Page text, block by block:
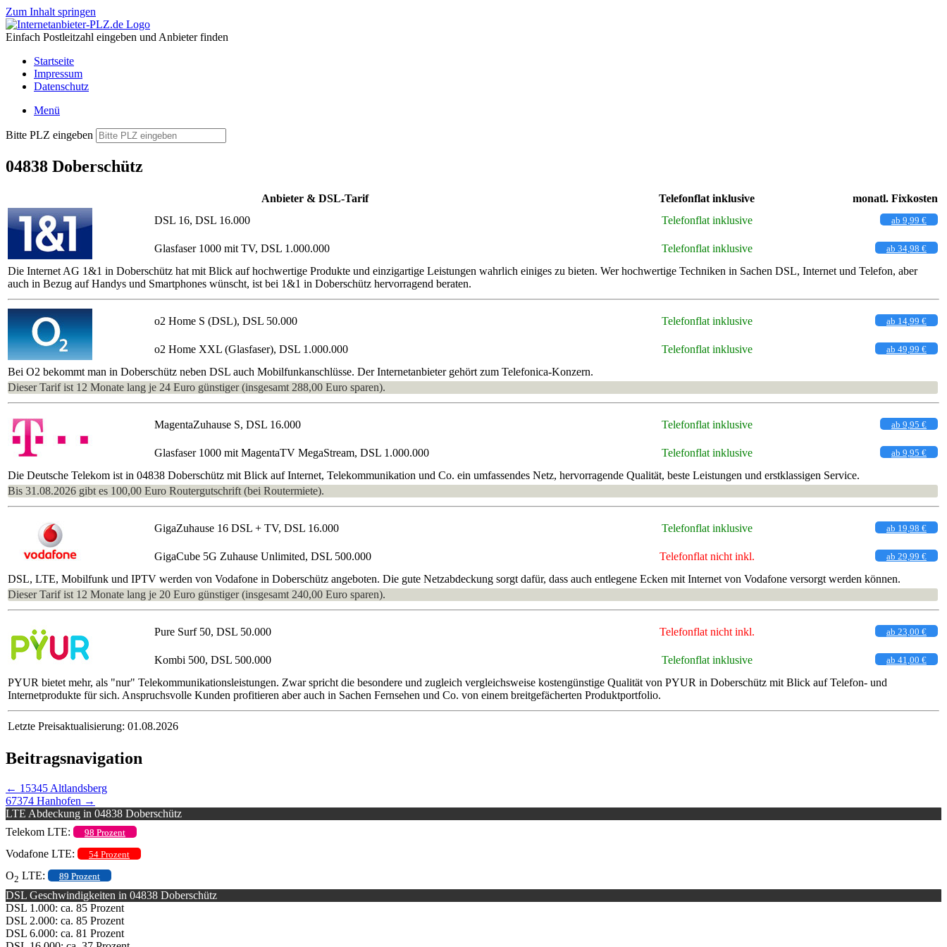
Zum Inhalt springen
Einfach Postleitzahl eingeben und Anbieter finden
Startseite
Impressum
Datenschutz
Menü
Bitte PLZ eingeben
04838 Doberschütz
Anbieter & DSL-Tarif Telefonflat inklusive
monatl. Fixkosten
DSL 16, DSL 16.000
Telefonflat inklusive ab 9,99 €
Glasfaser 1000 mit TV, DSL 1.000.000 Telefonflat inklusive ab 34,98 €
Die Internet AG 1&1 in Doberschütz hat mit Blick auf hochwertige Produkte und einzigartige Leistungen wahrlich einiges zu bieten. Wer hochwertige Techniken in Sachen DSL, Internet und Telefon, aber
auch in Bezug auf Handys und Smartphones wünscht, ist bei 1&1 in Doberschütz hervorragend beraten.
o2 Home S (DSL), DSL 50.000 Telefonflat inklusive ab 14,99 €
o2 Home XXL (Glasfaser), DSL 1.000.000 Telefonflat inklusive ab 49,99 €
Bei O2 bekommt man in Doberschütz neben DSL auch Mobilfunkanschlüsse. Der Internetanbieter gehört zum Telefonica-Konzern.
Dieser Tarif ist 12 Monate lang je 24 Euro günstiger (insgesamt 288,00 Euro sparen).
MagentaZuhause S, DSL 16.000 Telefonflat inklusive ab 9,95 €
Glasfaser 1000 mit MagentaTV MegaStream, DSL 1.000.000 Telefonflat inklusive ab 9,95 €
Die Deutsche Telekom ist in 04838 Doberschütz mit Blick auf Internet, Telekommunikation und Co. ein umfassendes Netz, hervorragende Qualität, beste Leistungen und erstklassigen Service.
Bis 31.08.2026 gibt es 100,00 Euro Routergutschrift (bei Routermiete).
GigaZuhause 16 DSL + TV, DSL 16.000 Telefonflat inklusive ab 19,98 €
GigaCube 5G Zuhause Unlimited, DSL 500.000 Telefonflat nicht inkl. ab 29,99 €
DSL, LTE, Mobilfunk und IPTV werden von Vodafone in Doberschütz angeboten. Die gute Netzabdeckung sorgt dafür, dass auch entlegene Ecken mit Internet von Vodafone versorgt werden können.
Dieser Tarif ist 12 Monate lang je 20 Euro günstiger (insgesamt 240,00 Euro sparen).
Pure Surf 50, DSL 50.000 Telefonflat nicht inkl. ab 23,00 €
Kombi 500, DSL 500.000 Telefonflat inklusive ab 41,00 €
PYUR bietet mehr, als "nur" Telekommunikationsleistungen. Zwar spricht die besondere und zugleich vergleichsweise kostengünstige Qualität von PYUR in Doberschütz mit Blick auf Telefon- und
Internetprodukte für sich. Anspruchsvolle Kunden profitieren aber auch in Sachen Fernsehen und Co. von einem breitgefächerten Produktportfolio.
Letzte Preisaktualisierung: 01.08.2026
Beitragsnavigation
← 15345 Altlandsberg
67374 Hanhofen →
LTE Abdeckung in 04838 Doberschütz
Telekom LTE:
98 Prozent
Vodafone LTE: 54 Prozent
O2 LTE: 89 Prozent
DSL Geschwindigkeiten in 04838 Doberschütz
DSL 1.000: ca. 85 Prozent
DSL 2.000: ca. 85 Prozent
DSL 6.000: ca. 81 Prozent